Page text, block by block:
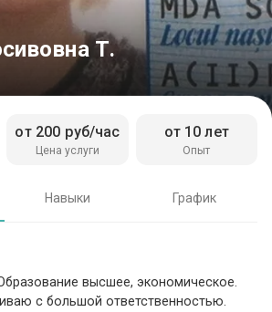
Т.
Цена услуги
от 200 руб/час
Опыт
от 10 лет
Навыки График
высшее, экономическое.
с большой ответственностью.